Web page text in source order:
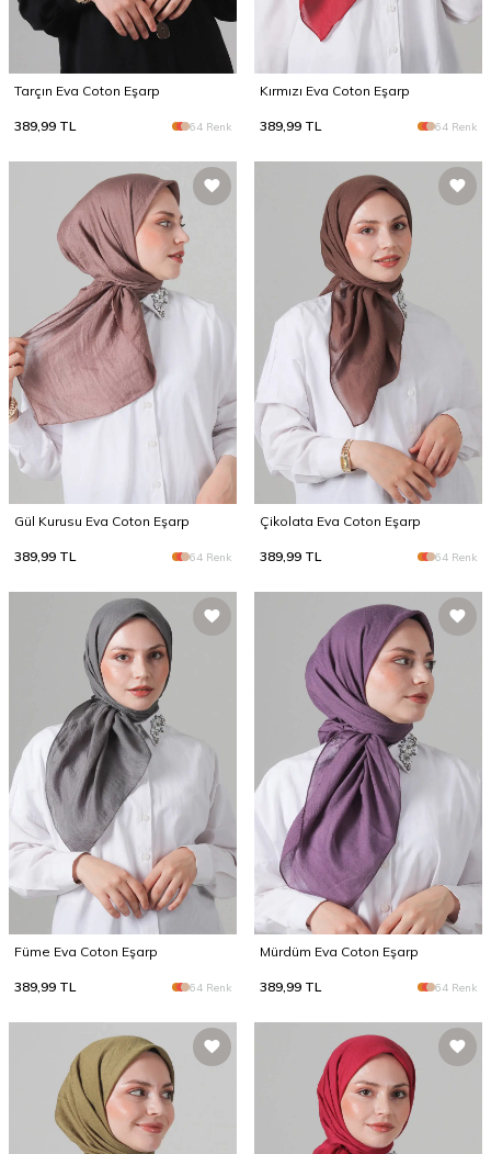
Tarçın Eva Coton Eşarp
389,99 TL 64 Renk
Kırmızı Eva Coton Eşarp
389,99 TL 64 Renk
Gül Kurusu Eva Coton Eşarp
389,99 TL 64 Renk
Çikolata Eva Coton Eşarp
389,99 TL 64 Renk
Füme Eva Coton Eşarp
389,99 TL 64 Renk
Mürdüm Eva Coton Eşarp
389,99 TL 64 Renk